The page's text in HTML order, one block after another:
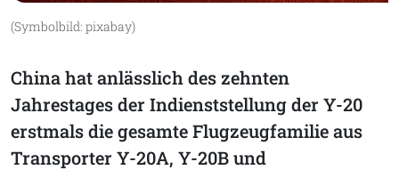
(Symbolbild: pixabay)
China hat anlässlich des zehnten
Jahrestages der Indienststellung der Y-20
erstmals die gesamte Flugzeugfamilie aus
Transporter Y-20A, Y-20B und